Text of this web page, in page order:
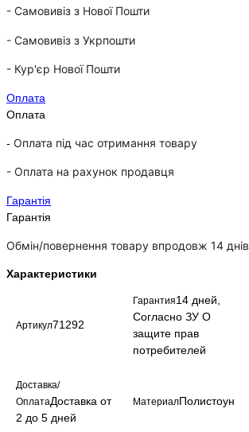
- Самовивіз з Нової Пошти
- Самовивіз з Укрпошти
- Кур'єр Нової Пошти
Оплата
Оплата
- Оплата під час отримання товару
- Оплата на рахунок продавця
Гарантія
Гарантія
Обмін/повернення товару впродовж 14 днів
Характеристики
Артикул71292
Гарантия14 дней,
Согласно ЗУ О
защите прав
потребителей
Доставка/
ОплатаДоставка от
2 до 5 дней
МатериалПолистоун